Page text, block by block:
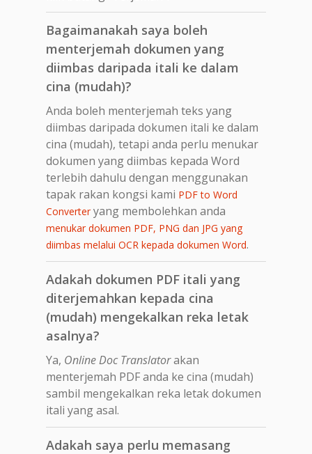
Bagaimanakah saya boleh
menterjemah dokumen yang
diimbas daripada itali ke dalam
cina (mudah)?
Anda boleh menterjemah teks yang
diimbas daripada dokumen itali ke dalam
cina (mudah), tetapi anda perlu menukar
dokumen yang diimbas kepada Word
terlebih dahulu dengan menggunakan
tapak rakan kongsi kami PDF to Word
Converteryang membolehkan anda
menukar dokumen PDF, PNG dan JPG yang
diimbas melalui OCR kepada dokumen Word.
Adakah dokumen PDF itali yang
diterjemahkan kepada cina
(mudah) mengekalkan reka letak
asalnya?
Ya, Online Doc Translatorakan
menterjemah PDF anda ke cina (mudah)
sambil mengekalkan reka letak dokumen
itali yang asal.
Adakah saya perlu memasang